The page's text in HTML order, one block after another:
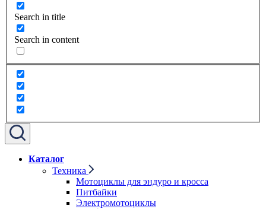
Search in title
Search in content
Каталог
Техника
Мотоциклы для эндуро и кросса
Питбайки
Электромотоциклы